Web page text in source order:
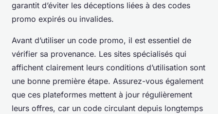
garantit d’éviter les déceptions liées à des codes
promo expirés ou invalides.
Avant d’utiliser un code promo, il est essentiel de
vérifier sa provenance. Les sites spécialisés qui
affichent clairement leurs conditions d’utilisation sont
une bonne première étape. Assurez-vous également
que ces plateformes mettent à jour régulièrement
leurs offres, car un code circulant depuis longtemps